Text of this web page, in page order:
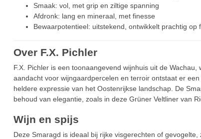
Smaak: vol, met grip en ziltige spanning
Afdronk: lang en mineraal, met finesse
Bewaarpotentieel: uitstekend, ontwikkelt prachtig op
Over F.X. Pichler
F.X. Pichler is een toonaangevend wijnhuis uit de
aandacht voor wijngaardpercelen en terroir ontstaat er
heldere expressie van het Oostenrijkse landschap. De
behoud van elegantie, zoals in deze Grüner Veltliner van
Wijn en spijs
Deze Smaragd is ideaal bij rijke visgerechten of